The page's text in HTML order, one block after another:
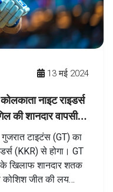
13 मई 2024
नाइट राइडर्स
की शानदार वापसी,
टाइटंस (GT) का
(KKR) से होगा। GT
खिलाफ शानदार शतक
कोशिश जीत की लय